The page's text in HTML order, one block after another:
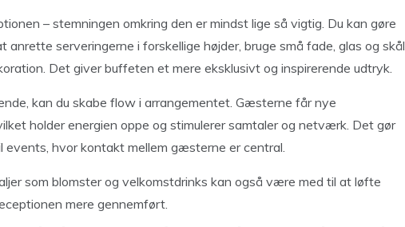
– stemningen omkring den er mindst lige så vigtig. Du kan gøre
anrette serveringerne i forskellige højder, bruge små fade, glas og
Det giver buffeten et mere eksklusivt og inspirerende udtryk.
kan du skabe flow i arrangementet. Gæsterne får nye
holder energien oppe og stimulerer samtaler og netværk. Det gør
hvor kontakt mellem gæsterne er central.
som blomster og velkomstdrinks kan også være med til at løfte
mere gennemført.